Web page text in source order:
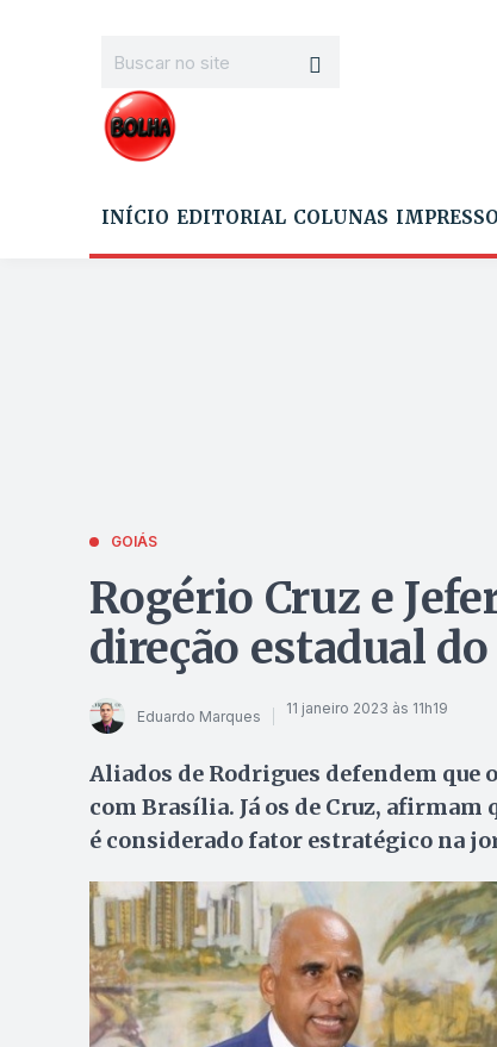
INÍCIO EDITORIAL COLUNAS IMPRESSO
GOIÁS
Rogério Cruz e
direção estadual
Eduardo Marques 11 janeiro 2023 às 11h19
Aliados de Rodrigues defendem
com Brasília. Já os de Cruz,
é considerado fator estratégico na